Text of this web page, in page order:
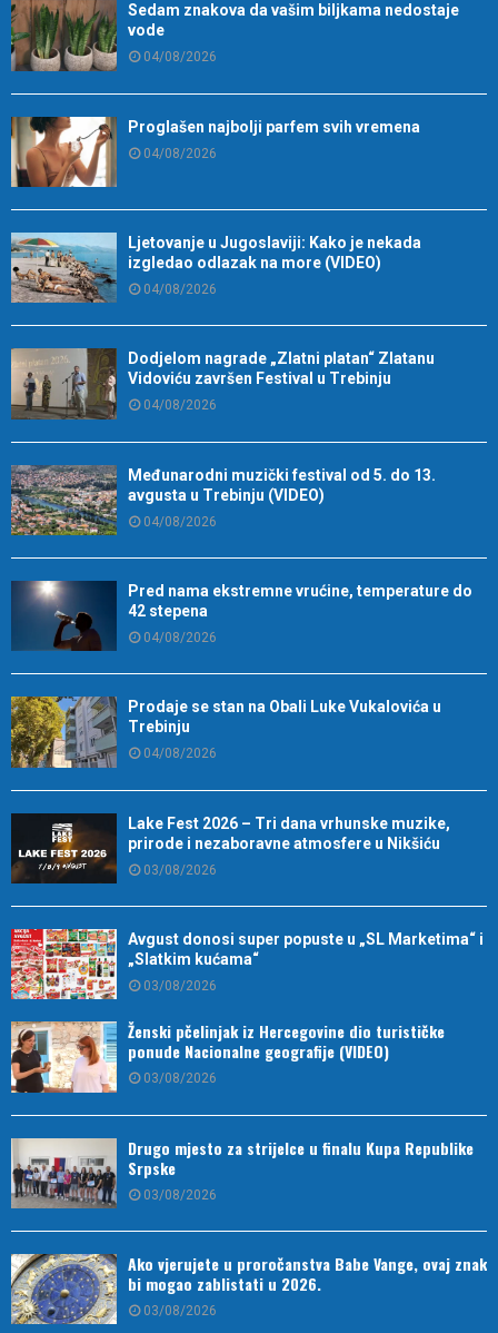
Sedam znakova da vašim biljkama nedostaje
vode
04/08/2026
Proglašen najbolji parfem svih vremena
04/08/2026
Ljetovanje u Jugoslaviji: Kako je nekada
izgledao odlazak na more (VIDEO)
04/08/2026
Dodjelom nagrade „Zlatni platan“ Zlatanu
Vidoviću završen Festival u Trebinju
04/08/2026
Međunarodni muzički festival od 5. do 13.
avgusta u Trebinju (VIDEO)
04/08/2026
Pred nama ekstremne vrućine, temperature do
42 stepena
04/08/2026
Prodaje se stan na Obali Luke Vukalovića u
Trebinju
04/08/2026
Lake Fest 2026 – Tri dana vrhunske muzike,
prirode i nezaboravne atmosfere u Nikšiću
03/08/2026
Avgust donosi super popuste u „SL Marketima“ i
„Slatkim kućama“
03/08/2026
Ženski pčelinjak iz Hercegovine dio turističke
ponude Nacionalne geografije (VIDEO)
03/08/2026
Drugo mjesto za strijelce u finalu Kupa Republike
Srpske
03/08/2026
Ako vjerujete u proročanstva Babe Vange, ovaj znak
bi mogao zablistati u 2026.
03/08/2026